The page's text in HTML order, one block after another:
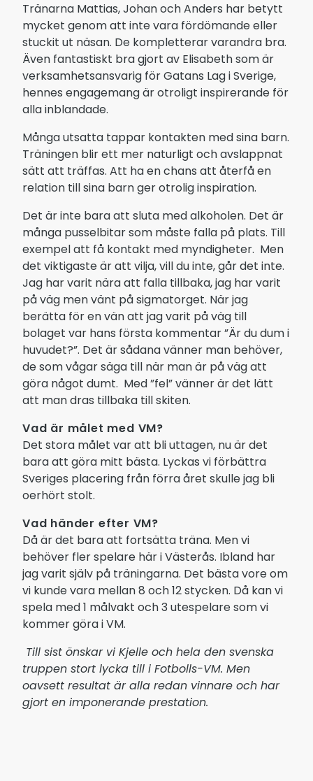
Tränarna Mattias, Johan och Anders har betytt
mycket genom att inte vara fördömande eller
stuckit ut näsan. De kompletterar varandra bra.
Även fantastiskt bra gjort av Elisabeth som är
verksamhetsansvarig för Gatans Lag i Sverige,
hennes engagemang är otroligt inspirerande för
alla inblandade.
Många utsatta tappar kontakten med sina barn.
Träningen blir ett mer naturligt och avslappnat
sätt att träffas. Att ha en chans att återfå en
relation till sina barn ger otrolig inspiration.
Det är inte bara att sluta med alkoholen. Det är
många pusselbitar som måste falla på plats. Till
exempel att få kontakt med myndigheter. Men
det viktigaste är att vilja, vill du inte, går det inte.
Jag har varit nära att falla tillbaka, jag har varit
på väg men vänt på sigmatorget. När jag
berätta för en vän att jag varit på väg till
bolaget var hans första kommentar ”Är du dum i
huvudet?”. Det är sådana vänner man behöver,
de som vågar säga till när man är på väg att
göra något dumt. Med ”fel” vänner är det lätt
att man dras tillbaka till skiten.
Vad är målet med VM?
Det stora målet var att bli uttagen, nu är det
bara att göra mitt bästa. Lyckas vi förbättra
Sveriges placering från förra året skulle jag bli
oerhört stolt.
Vad händer efter VM?
Då är det bara att fortsätta träna. Men vi
behöver fler spelare här i Västerås. Ibland har
jag varit själv på träningarna. Det bästa vore om
vi kunde vara mellan 8 och 12 stycken. Då kan vi
spela med 1 målvakt och 3 utespelare som vi
kommer göra i VM.
Till sist önskar vi Kjelle och hela den svenska
truppen stort lycka till i Fotbolls-VM. Men
oavsett resultat är alla redan vinnare och har
gjort en imponerande prestation.